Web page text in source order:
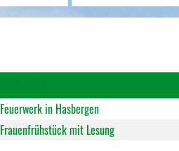
Feuerwerk in Hasbergen
Frauenfrühstück mit Lesung